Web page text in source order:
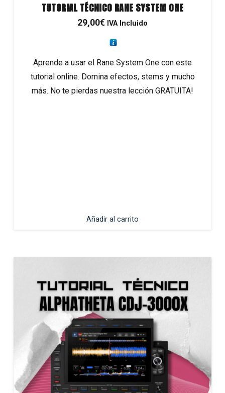
TUTORIAL TÉCNICO RANE SYSTEM ONE
29,00€ IVA Incluido
Aprende a usar el Rane System One con este
tutorial online. Domina efectos, stems y mucho
más. No te pierdas nuestra lección GRATUITA!
Añadir al carrito